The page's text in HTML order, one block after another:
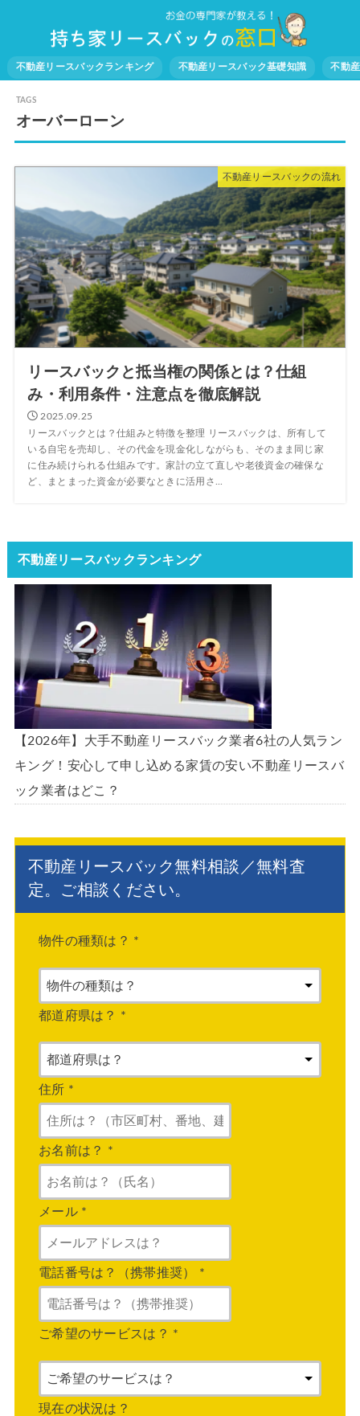
不動産リースバックランキング 不動産リースバック基礎知識 不動
オーバーローン
不動産リースバックの流れ
リースバックと抵当権の関係とは？仕組
み・利用条件・注意点を徹底解説
2025.09.25
リースバックとは？仕組みと特徴を整理 リースバックは、所有して
いる自宅を売却し、その代金を現金化しながらも、そのまま同じ家
に住み続けられる仕組みです。家計の立て直しや老後資金の確保な
ど、まとまった資金が必要なときに活用さ...
不動産リースバックランキング
【2026年】大手不動産リースバック業者6社の人気ラン
キング！安心して申し込める家賃の安い不動産リースバ
ック業者はどこ？
不動産リースバック無料相談／無料査
定。ご相談ください。
物件の種類は？ *
都道府県は？ *
住所 *
お名前は？ *
メール *
電話番号は？（携帯推奨） *
ご希望のサービスは？ *
現在の状況は？